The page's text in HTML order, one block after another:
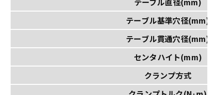
テーブル基準穴径(mm)
テーブル貫通穴径(mm)
センタハイト(mm)
クランプ方式